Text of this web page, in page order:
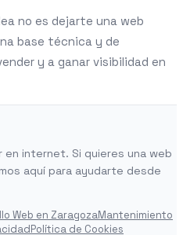
no es dejarte una web
base técnica y de
y a ganar visibilidad en
en internet. Si quieres una web
aquí para ayudarte desde
Web en ZaragozaMantenimiento
Política de Cookies